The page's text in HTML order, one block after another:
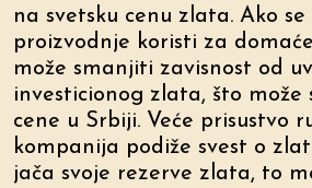
na svetsku cenu zlata. Ako
proizvodnje koristi za
može smanjiti zavisnost od
investicionog zlata, što može
cene u Srbiji. Veće prisustvo
kompanija podiže svest o
jača svoje rezerve zlata, to